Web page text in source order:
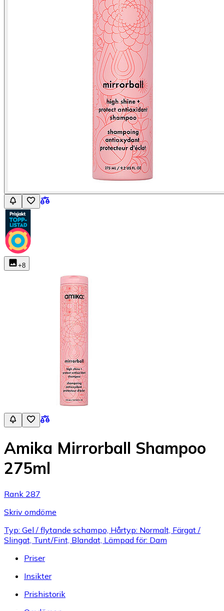
+8
Amika Mirrorball Shampoo
275ml
Rank 287
Skriv omdöme
Typ: Gel / flytande schampo, Hårtyp: Normalt, Färgat /
Slingat, Tunt/Fint, Blandat, Lämpad för: Dam
Priser
Insikter
Prishistorik